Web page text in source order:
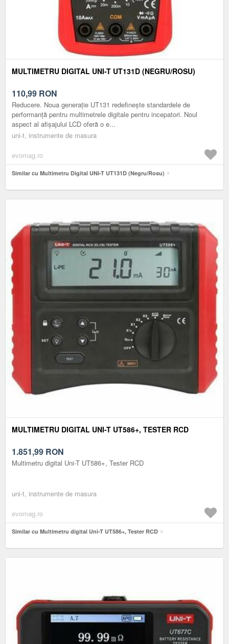
MULTIMETRU DIGITAL UNI-T UT131D (NEGRU/ROSU)
110,99 RON
Reducere. Noua generație UT131 redefinește standardele de
performanță pentru multimetrele digitale pentru incepatori. Noul
aspect al afișajului LCD oferă o e...
uni-t, instrumente de masura
evomag.ro
Similar cu Multimetru Digital UNI-T UT131D (Negru/Rosu)
MULTIMETRU DIGITAL UNI-T UT586+, TESTER RCD
1.851,99 RON
Multimetru digital Uni-T UT586+, Tester RCD
uni-t, instrumente de masura
evomag.ro
Similar cu Multimetru digital Uni-T UT586+, Tester RCD